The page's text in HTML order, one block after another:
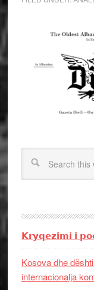
𝗞𝗿𝘆𝗾𝗲𝘇𝗶𝗺𝗶 𝗶
Kosova dhe
internacionalja